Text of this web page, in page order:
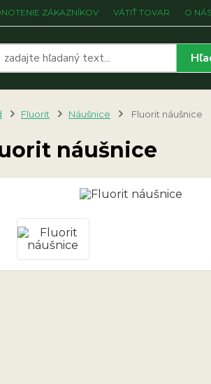
ZÁKAZNÍKOV VÁTIŤ TOVAR O NÁS
Fluorit Náušnice Fluorit náušnice
náušnice